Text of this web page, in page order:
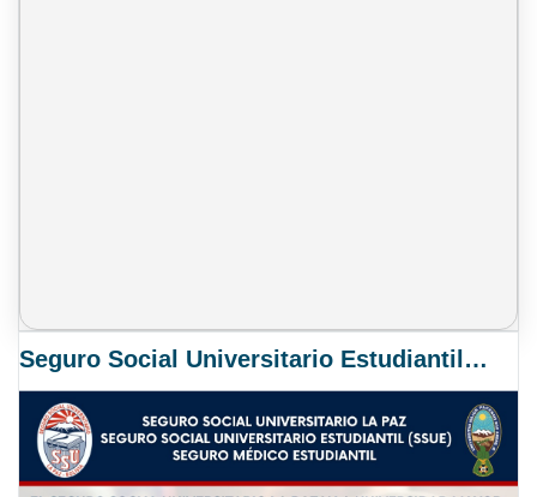
Seguro Social Universitario Estudiantil SSUE